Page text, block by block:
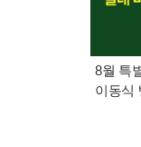
8월 특
이동식